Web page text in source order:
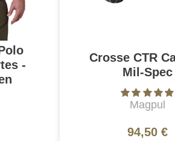
-
Crosse CTR
Mil-Spec
Magpul
94,50 €